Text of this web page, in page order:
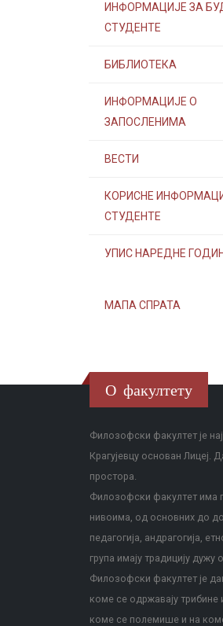
ИНФОРМАЦИЈЕ ЗА
СТУДЕНТЕ
БИБЛИОТЕКА
ИНФОРМАЦИЈЕ О
ЗАПОСЛЕНИМА
ВЕСТИ
КОРИСНЕ
СТУДЕНТЕ
УПИС НАРЕДНЕ
МАПА СПРАТА
О факултету
Филозофски факултет је
Крагујевцу основан
простора.
Филозофски факултет има
нивоима, од основних до
педагогија, андрагогија,
група имају традицију дужу
Филозофски факултет је
коме се одржавају
коме се полемише и на коме